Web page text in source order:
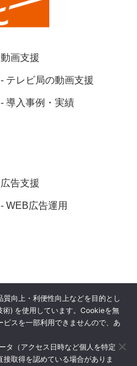
動画支援
テレビ局の動画支援
導入事例・実績
広告支援
WEB広告運用
ポリシー
向上・利便性向上などを目的とし
) を使用しています。Cookieを無
スを一部利用できませんので、あ
タ（アクセス日時など個人を特定
取得を認めている場合がありま